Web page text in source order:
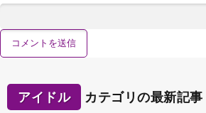
アイドル カテゴリの最新記事